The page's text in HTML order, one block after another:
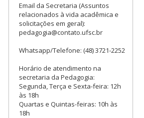
Email da Secretaria (Assuntos
relacionados à vida acadêmica e
solicitações em geral):
pedagogia@contato.ufsc.br
Whatsapp/Telefone: (48) 3721-2252
Horário de atendimento na
secretaria da Pedagogia:
Segunda, Terça e Sexta-feira: 12h
às 18h
Quartas e Quintas-feiras: 10h às
18h